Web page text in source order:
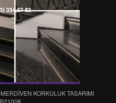
KORKULUK TASARIMI